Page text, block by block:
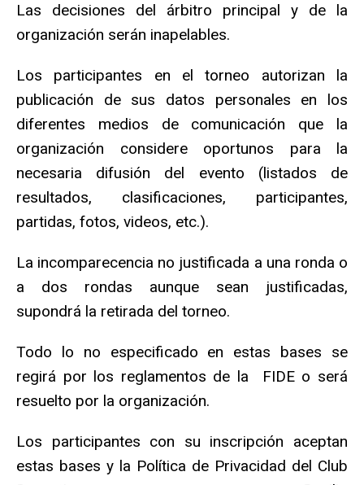
Las decisiones del árbitro principal y de la
organización serán inapelables.
Los participantes en el torneo autorizan la
publicación de sus datos personales en los
diferentes medios de comunicación que la
organización considere oportunos para la
necesaria difusión del evento (listados de
resultados, clasificaciones, participantes,
partidas, fotos, videos, etc.).
La incomparecencia no justificada a una ronda o
a dos rondas aunque sean justificadas,
supondrá la retirada del torneo.
Todo lo no especificado en estas bases se
regirá por los reglamentos de la FIDE o será
resuelto por la organización.
Los participantes con su inscripción aceptan
estas bases y la Política de Privacidad del Club